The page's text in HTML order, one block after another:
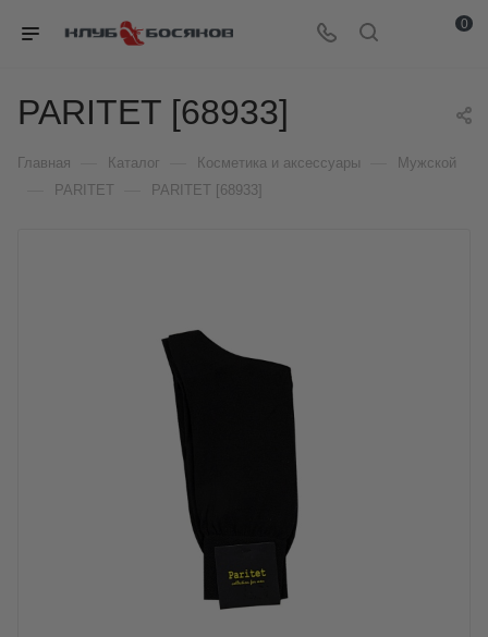
0
PARITET [68933]
Главная Каталог Косметика и аксессуары Мужской
PARITET PARITET [68933]